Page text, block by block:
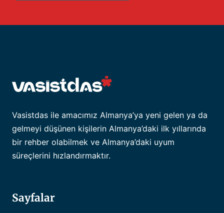
Vasistdas ile amacımız Almanya’ya yeni gelen ya da
gelmeyi düşünen kişilerin Almanya’daki ilk yıllarında
bir rehber olabilmek ve Almanya’daki uyum
süreçlerini hızlandırmaktır.
Sayfalar